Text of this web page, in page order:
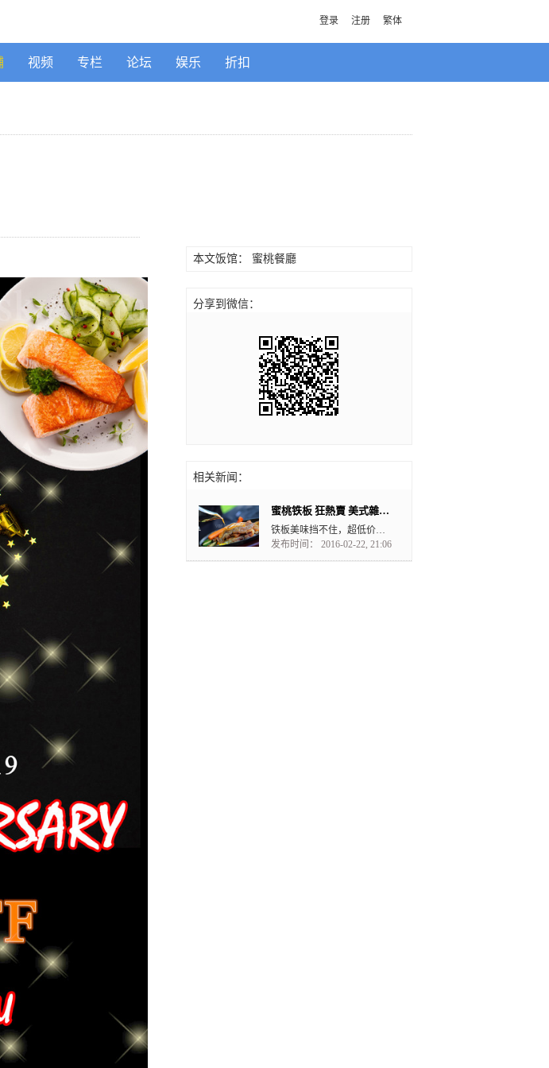
登录 注册 繁体
视频 专栏 论坛 娱乐 折扣
本文饭馆： 蜜桃餐廳
分享到微信：
相关新闻：
蜜桃铁板 狂熱賣 美式雜扒套餐俩人吃 $16.99 (原价$ 43.47 3.8折)
铁板美味挡不住，超低价钱更诱惑， 请父母、约情人、与闺蜜 兄弟享受 蜜桃铁...
发布时间： 2016-02-22, 21:06